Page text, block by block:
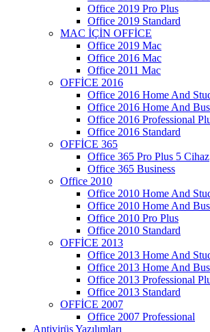
Office 2019 Pro Plus
Office 2019 Standard
MAC İÇİN OFFİCE
Office 2019 Mac
Office 2016 Mac
Office 2011 Mac
OFFİCE 2016
Office 2016 Home And
Office 2016 Home And
Office 2016 Professional
Office 2016 Standard
OFFİCE 365
Office 365 Pro Plus 5 Cihaz
Office 365 Business
Office 2010
Office 2010 Home And
Office 2010 Home And
Office 2010 Pro Plus
Office 2010 Standard
OFFİCE 2013
Office 2013 Home And
Office 2013 Home And
Office 2013 Professional
Office 2013 Standard
OFFİCE 2007
Office 2007 Professional
Antivirüs Yazılımları